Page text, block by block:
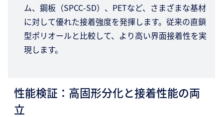
ム、鋼板（SPCC-SD）、PETなど、さまざまな基材
に対して優れた接着強度を発揮します。従来の直鎖
型ポリオールと比較して、より高い界面接着性を実
現します。
性能検証：高固形分化と接着性能の両
立